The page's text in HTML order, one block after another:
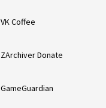
VK Coffee
ZArchiver Donate
GameGuardian